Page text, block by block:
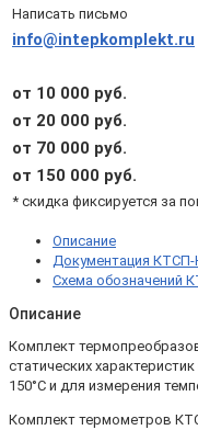
Н
3.1.04.02.21.3.3
(d6,
100П
4х,
Δt=3°C,
подвижный
М20х1,5)
Написать письмо
info@intepkomplekt.ru
от 10 000 руб.
от 20 000 руб.
от 70 000 руб.
от 150 000 руб.
* скидка фиксируется за
Описание
Документация КТСП-
Схема обозначений
Описание
Комплект
статических
150°С и для измерения
Комплект термометров